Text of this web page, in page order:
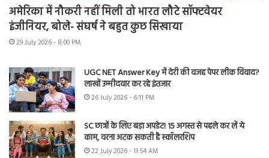
अमेरिका में नौकरी नहीं मिली तो भारत लौटे सॉफ्टवेयर
इंजीनियर, बोले- संघर्ष ने बहुत कुछ सिखाया
29 July 2026 - 8:00 PM
UGC NET Answer Key में देरी की वजह पेपर लीक विवाद?
लाखों उम्मीदवार कर रहे इंतजार
26 July 2026 - 6:11 PM
SC छात्रों के लिए बड़ा अपडेट! 15 अगस्त से पहले कर लें ये
काम, वरना अटक सकती है स्कॉलरशिप
22 July 2026 - 11:54 AM